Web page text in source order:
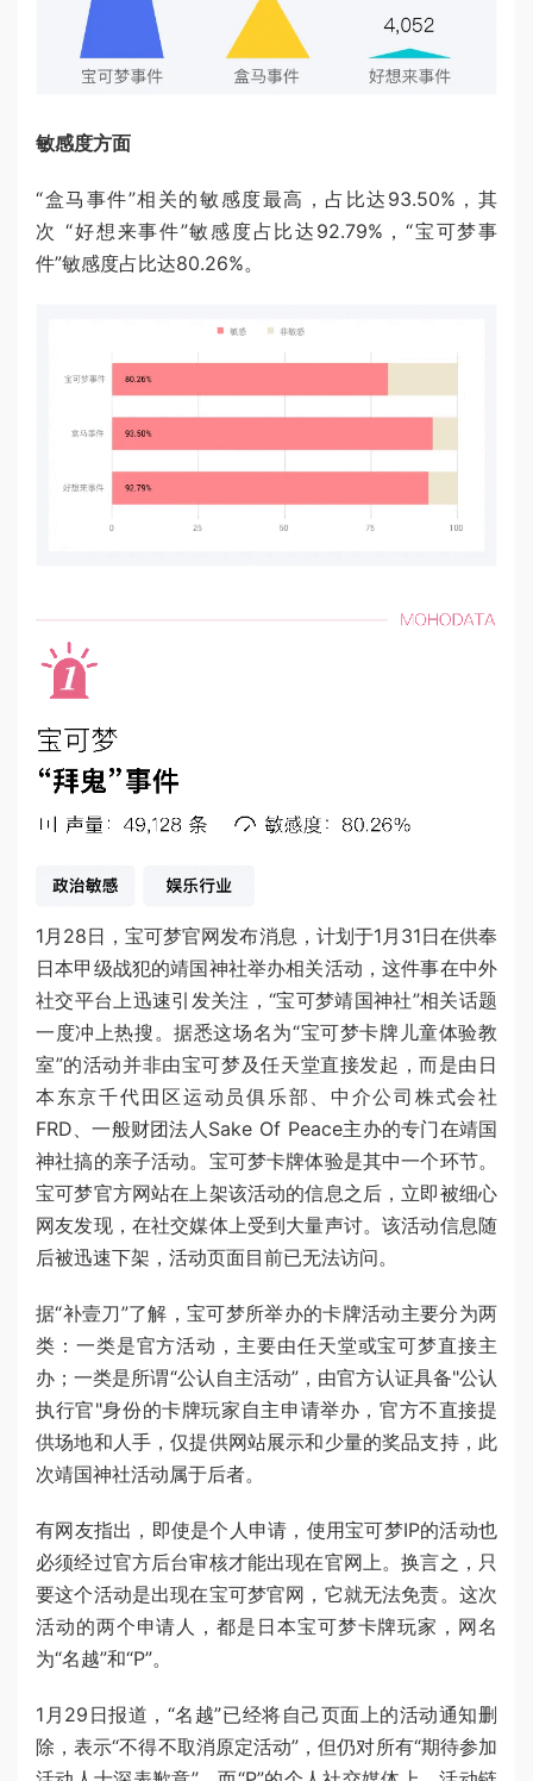
敏感度方面
“盒马事件”相关的敏感度最高，占比达93.50%，其
次 “好想来事件”敏感度占比达92.79%，“宝可梦事
件”敏感度占比达80.26%。
1月28日，宝可梦官网发布消息，计划于1月31日在供奉
日本甲级战犯的靖国神社举办相关活动，这件事在中外
社交平台上迅速引发关注，“宝可梦靖国神社”相关话题
一度冲上热搜。据悉这场名为“宝可梦卡牌儿童体验教
室”的活动并非由宝可梦及任天堂直接发起，而是由日
本东京千代田区运动员俱乐部、中介公司株式会社
FRD、一般财团法人Sake Of Peace主办的专门在靖国
神社搞的亲子活动。宝可梦卡牌体验是其中一个环节。
宝可梦官方网站在上架该活动的信息之后，立即被细心
网友发现，在社交媒体上受到大量声讨。该活动信息随
后被迅速下架，活动页面目前已无法访问。
据“补壹刀”了解，宝可梦所举办的卡牌活动主要分为两
类：一类是官方活动，主要由任天堂或宝可梦直接主
办；一类是所谓“公认自主活动”，由官方认证具备"公认
执行官"身份的卡牌玩家自主申请举办，官方不直接提
供场地和人手，仅提供网站展示和少量的奖品支持，此
次靖国神社活动属于后者。
有网友指出，即使是个人申请，使用宝可梦IP的活动也
必须经过官方后台审核才能出现在官网上。换言之，只
要这个活动是出现在宝可梦官网，它就无法免责。这次
活动的两个申请人，都是日本宝可梦卡牌玩家，网名
为“名越”和“P”。
1月29日报道，“名越”已经将自己页面上的活动通知删
除，表示“不得不取消原定活动”，但仍对所有“期待参加